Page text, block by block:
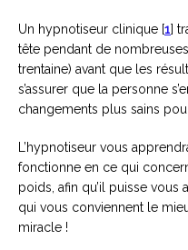
Un hypnotiseur clinique [1]
tête pendant de
trentaine) avant que les
s’assurer que la personne
changements plus sains
L’hypnotiseur vous
fonctionne en ce qui
poids, afin qu’il puisse
qui vous conviennent le
miracle !